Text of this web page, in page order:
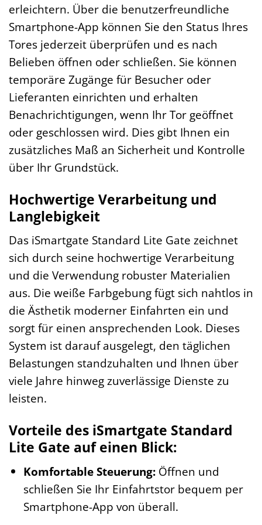
erleichtern. Über die benutzerfreundliche
Smartphone-App können Sie den Status Ihres
Tores jederzeit überprüfen und es nach
Belieben öffnen oder schließen. Sie können
temporäre Zugänge für Besucher oder
Lieferanten einrichten und erhalten
Benachrichtigungen, wenn Ihr Tor geöffnet
oder geschlossen wird. Dies gibt Ihnen ein
zusätzliches Maß an Sicherheit und Kontrolle
über Ihr Grundstück.
Hochwertige Verarbeitung und
Langlebigkeit
Das iSmartgate Standard Lite Gate zeichnet
sich durch seine hochwertige Verarbeitung
und die Verwendung robuster Materialien
aus. Die weiße Farbgebung fügt sich nahtlos in
die Ästhetik moderner Einfahrten ein und
sorgt für einen ansprechenden Look. Dieses
System ist darauf ausgelegt, den täglichen
Belastungen standzuhalten und Ihnen über
viele Jahre hinweg zuverlässige Dienste zu
leisten.
Vorteile des iSmartgate Standard
Lite Gate auf einen Blick:
Komfortable Steuerung:Öffnen und
schließen Sie Ihr Einfahrtstor bequem per
Smartphone-App von überall.